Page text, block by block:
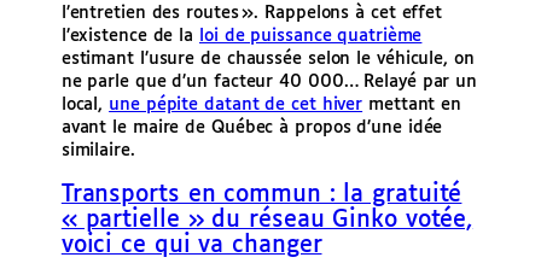
l’entretien des routes ». Rappelons à cet effet
l’existence de la
loi de puissance quatrième
estimant l’usure de chaussée selon le véhicule, on
ne parle que d’un facteur 40 000… Relayé par un
local, une pépite datant de cet hiver mettant en
avant le maire de Québec à propos d’une idée
similaire.
Transports en commun : la gratuité
« partielle » du réseau Ginko votée,
voici ce qui va changer